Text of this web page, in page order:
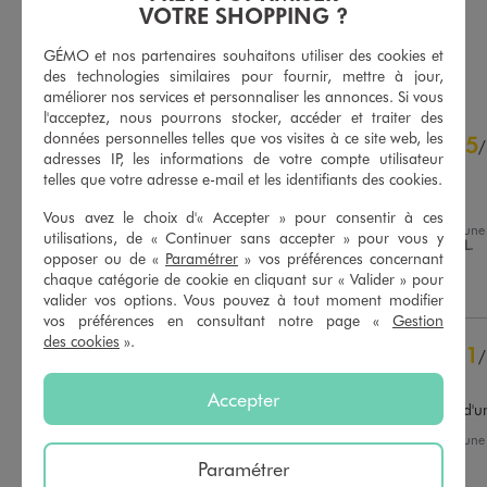
AJOUTERAU PANIER
5/5 de moyenne
AJOUTERAU PANIER
4.1/5
avis soumis à un
contrôle
Voir tous les avis sur ce site
5étoiles
16
3étoiles
1
1étoile 4
5/
Avis vérifié et récompensé
Avis du
, suite à
du02/04/2026 parSandrine L.
Utile(0) Signaler
1 /
Avis vérifié et récompensé
Semelles decollés au bout
Avis du11/04/2026 , suite à une
Oceane F.
VOTRE SHOPPING ?
GÉMO et nos partenaires souhaitons utiliser des cookies et
des technologies similaires pour fournir, mettre à jour,
améliorer nos services et personnaliser les annonces. Si vous
l'acceptez, nous pourrons stocker, accéder et traiter des
données personnelles telles que vos visites à ce site web, les
adresses IP, les informations de votre compte utilisateur
telles que votre adresse e-mail et les identifiants des cookies.
Vous avez le choix d'« Accepter » pour consentir à ces
utilisations, de « Continuer sans accepter » pour vous y
opposer ou de « Paramétrer » vos préférences concernant
chaque catégorie de cookie en cliquant sur « Valider » pour
valider vos options. Vous pouvez à tout moment modifier
vos préférences en consultant notre page « Gestion
des cookies ».
Accepter
Paramétrer